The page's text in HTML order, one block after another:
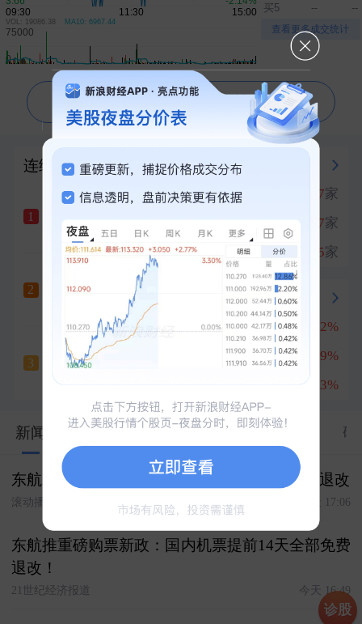
韩国交易所将推出ETF盘后交易业务 刚刚
买5
-- --
查看更多成交统计
VOL: 19086.38 MA10: 6967.44
问一问芝麻AI 为你解读行情走势
连续涨停榜
1
汇绿生态
+10.00%
2 六天五板
3
云南锗业
+10.00%
强势板块
1 PCB概念 17家
2 生物医药 涨停 17家
创新药 涨停 15家
冲刺涨停
1 兆易创新 +8.32%
深南电路 +8.09%
+16.53%
新闻 股市汇
5235
关联 资料 资金 研
东航发布新版细则：国内客票提前14天可免费退改
滚动播报 今天 17:06
东航推重磅购票新政：国内机票提前14天全部免费
退改！
21世纪经济报道 今天 16:49
诊股